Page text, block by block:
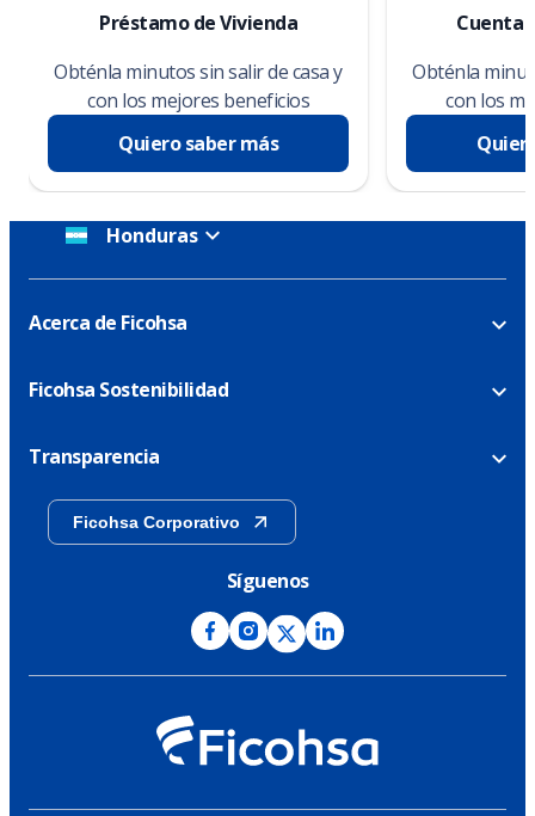
Préstamo de Vivienda
Obténla minutos sin salir de casa y
con los mejores beneficios
Quiero saber más
Cuenta
Obténla
con los
Honduras
Acerca de Ficohsa
Ficohsa Sostenibilidad
Transparencia
Ficohsa Corporativo
Síguenos